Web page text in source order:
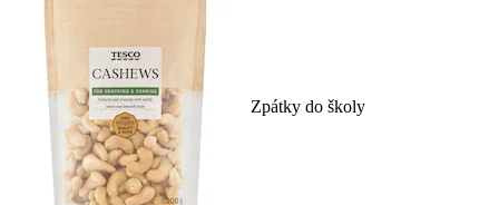
Zpátky do školy